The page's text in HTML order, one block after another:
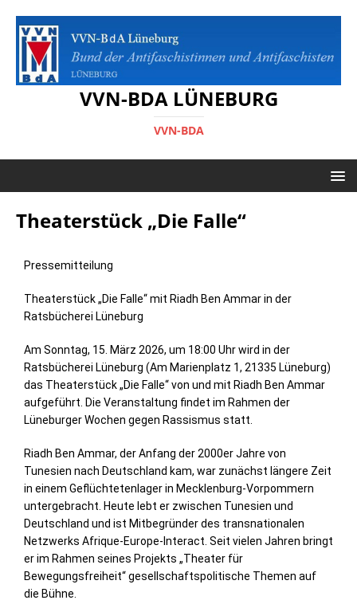
VVN-BDA LÜNEBURG
VVN-BDA
Theaterstück „Die Falle“
Pressemitteilung
Theaterstück „Die Falle“ mit Riadh Ben Ammar in der
Ratsbücherei Lüneburg
Am Sonntag, 15. März 2026, um 18:00 Uhr wird in der
Ratsbücherei Lüneburg (Am Marienplatz 1, 21335 Lüneburg)
das Theaterstück „Die Falle“ von und mit Riadh Ben Ammar
aufgeführt. Die Veranstaltung findet im Rahmen der
Lüneburger Wochen gegen Rassismus statt.
Riadh Ben Ammar, der Anfang der 2000er Jahre von
Tunesien nach Deutschland kam, war zunächst längere Zeit
in einem Geflüchtetenlager in Mecklenburg-Vorpommern
untergebracht. Heute lebt er zwischen Tunesien und
Deutschland und ist Mitbegründer des transnationalen
Netzwerks Afrique-Europe-Interact. Seit vielen Jahren bringt
er im Rahmen seines Projekts „Theater für
Bewegungsfreiheit“ gesellschaftspolitische Themen auf
die Bühne.